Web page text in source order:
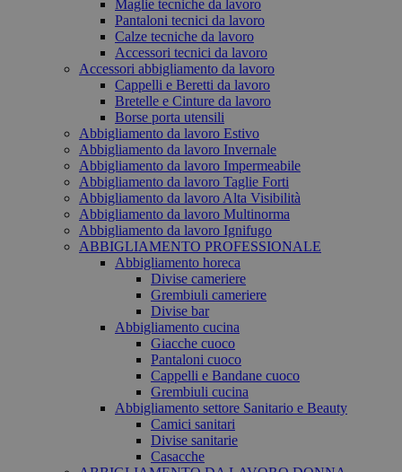
Maglie tecniche da lavoro
Pantaloni tecnici da lavoro
Calze tecniche da lavoro
Accessori tecnici da lavoro
Accessori abbigliamento da lavoro
Cappelli e Beretti da lavoro
Bretelle e Cinture da lavoro
Borse porta utensili
Abbigliamento da lavoro Estivo
Abbigliamento da lavoro Invernale
Abbigliamento da lavoro Impermeabile
Abbigliamento da lavoro Taglie Forti
Abbigliamento da lavoro Alta Visibilità
Abbigliamento da lavoro Multinorma
Abbigliamento da lavoro Ignifugo
ABBIGLIAMENTO PROFESSIONALE
Abbigliamento horeca
Divise cameriere
Grembiuli cameriere
Divise bar
Abbigliamento cucina
Giacche cuoco
Pantaloni cuoco
Cappelli e Bandane cuoco
Grembiuli cucina
Abbigliamento settore Sanitario e Beauty
Camici sanitari
Divise sanitarie
Casacche